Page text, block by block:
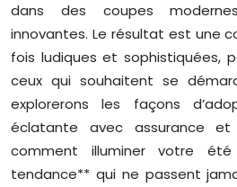
dans des coupes
innovantes. Le résultat est une
fois ludiques et sophistiquées,
ceux qui souhaitent se
explorerons les façons
éclatante avec assurance et
comment illuminer votre
tendance** qui ne passent